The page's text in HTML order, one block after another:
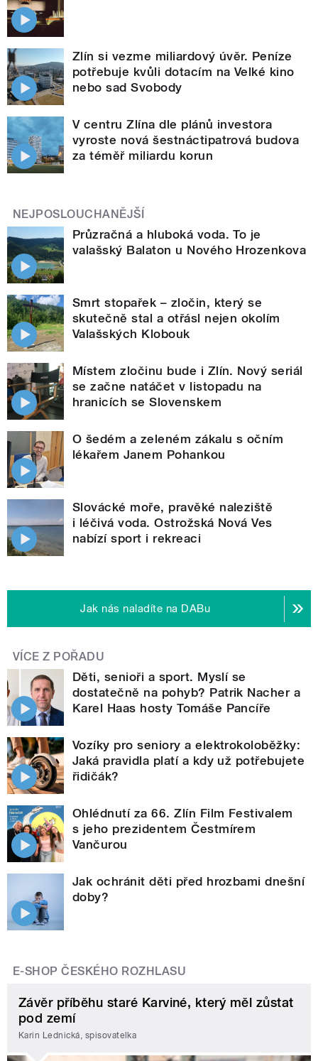
Zlín si vezme miliardový úvěr. Peníze
potřebuje kvůli dotacím na Velké kino
nebo sad Svobody
V centru Zlína dle plánů investora
vyroste nová šestnáctipatrová budova
za téměř miliardu korun
NEJPOSLOUCHANĚJŠÍ
Průzračná a hluboká voda. To je
valašský Balaton u Nového Hrozenkova
Smrt stopařek – zločin, který se
skutečně stal a otřásl nejen okolím
Valašských Klobouk
Místem zločinu bude i Zlín. Nový seriál
se začne natáčet v listopadu na
hranicích se Slovenskem
O šedém a zeleném zákalu s očním
lékařem Janem Pohankou
Slovácké moře, pravěké naleziště
i léčivá voda. Ostrožská Nová Ves
nabízí sport i rekreaci
Jak nás naladíte na DABu
VÍCE Z POŘADU
Děti, senioři a sport. Myslí se
dostatečně na pohyb? Patrik Nacher a
Karel Haas hosty Tomáše Pancíře
Vozíky pro seniory a elektrokoloběžky:
Jaká pravidla platí a kdy už potřebujete
řidičák?
Ohlédnutí za 66. Zlín Film Festivalem
s jeho prezidentem Čestmírem
Vančurou
Jak ochránit děti před hrozbami dnešní
doby?
E-SHOP ČESKÉHO ROZHLASU
Závěr příběhu staré Karviné, který měl zůstat
pod zemí
Karin Lednická, spisovatelka